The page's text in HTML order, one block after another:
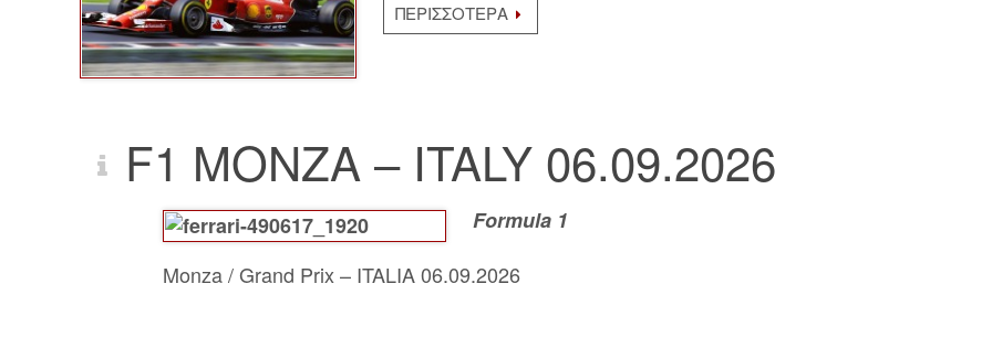
ΠΕΡΙΣΣΌΤΕΡΑ
F1 MONZA – ITALY 06.09.2026
Formula 1
Monza / Grand Prix – ITALIA06.09.2026